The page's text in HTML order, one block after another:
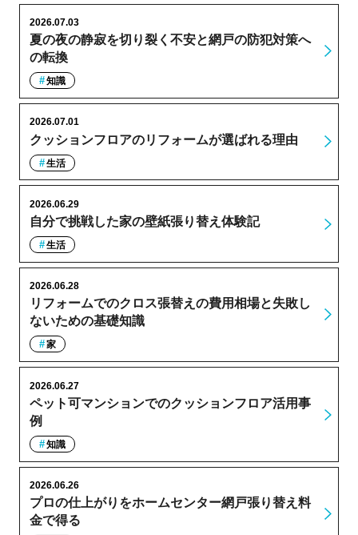
夏の夜の静寂を切り裂く不安と網戸の防犯対策へ
の転換
2026.07.03
知識
クッションフロアのリフォームが選ばれる理由
2026.07.01
生活
自分で挑戦した家の壁紙張り替え体験記
2026.06.29
生活
リフォームでのクロス張替えの費用相場と失敗し
ないための基礎知識
2026.06.28
家
ペット可マンションでのクッションフロア活用事
例
2026.06.27
知識
プロの仕上がりをホームセンター網戸張り替え料
金で得る
2026.06.26